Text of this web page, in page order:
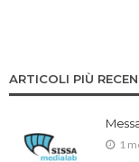
ARTICOLI PIÙ
1